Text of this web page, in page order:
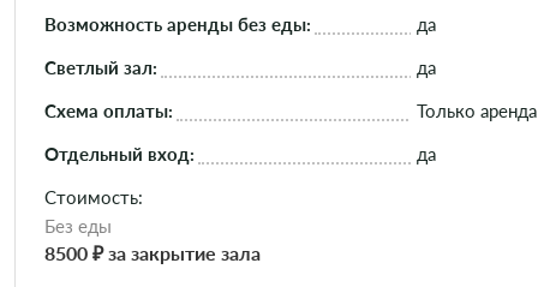
Возможность аренды без еды:
да
Светлый зал:
да
Схема оплаты:
Только
Отдельный вход:
да
Стоимость:
Без еды
8500 ₽ за закрытие зала